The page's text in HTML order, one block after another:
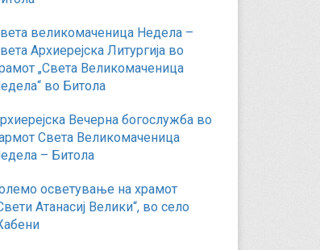
великомаченица Недела –
Архиерејска Литургија во
„Света Великомаченица
во Битола
Вечерна богослужба во
Света Великомаченица
– Битола
осветување на храмот
Атанасиј Велики“, во село